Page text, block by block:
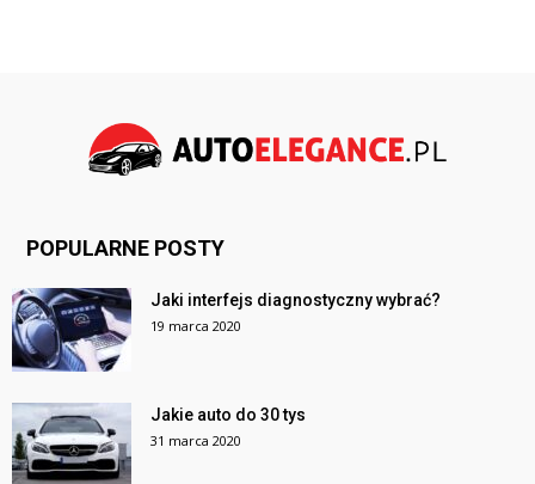
POPULARNE POSTY
Jaki interfejs diagnostyczny wybrać?
19 marca 2020
Jakie auto do 30 tys
31 marca 2020